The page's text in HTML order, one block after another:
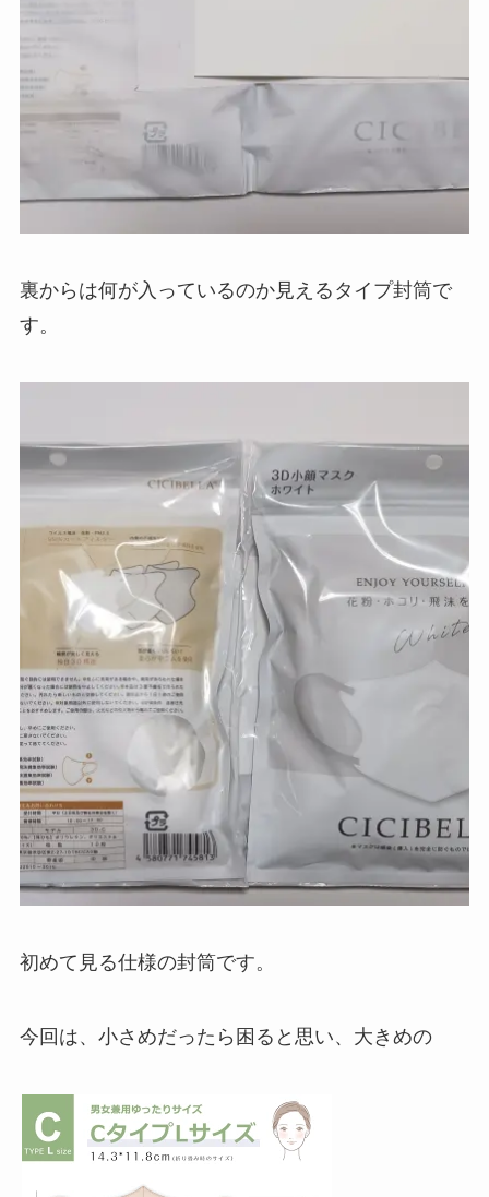
裏からは何が入っているのか見えるタイプ封筒で
す。
初めて見る仕様の封筒です。
今回は、小さめだったら困ると思い、大きめの